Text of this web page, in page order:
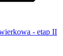
- etap II